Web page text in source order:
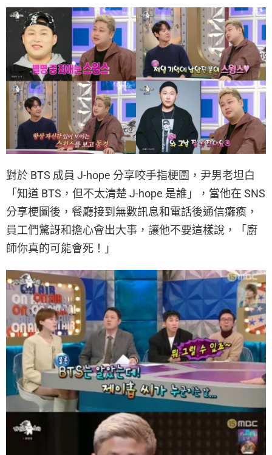
對於 BTS 成員 J-hope 分享咬手指梗圖，尹男老坦白
「知道 BTS，但不太清楚 J-hope 是誰」，當他在 SNS
分享梗圖後，餐廳接到無數訊息和電話後通信癱瘓，
員工們驚訝和擔心會出大事，讓他不要這樣說，「廚
師你真的可能會死！」